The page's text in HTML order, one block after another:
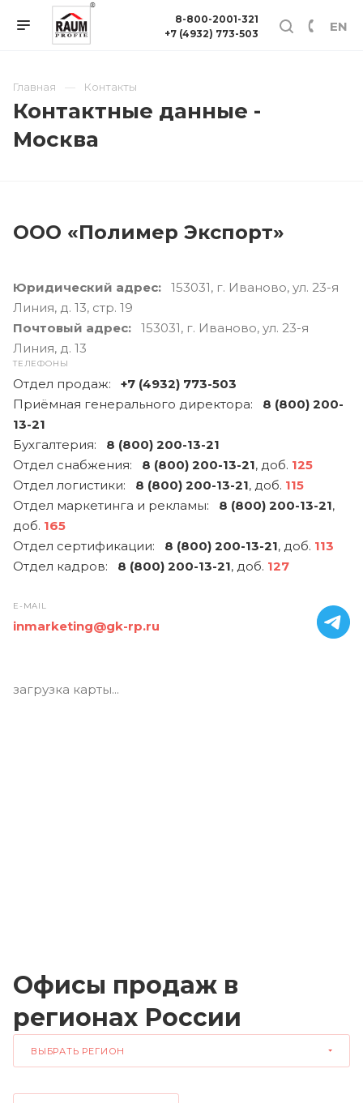
EN
8-800-2001-321
+7 (4932) 773-503
Главная Контакты
Контактные данные -
Москва
ООО «Полимер Экспорт»
Юридический адрес:
153031, г. Иваново, ул. 23-я
Линия, д. 13, стр. 19
Почтовый адрес:
153031, г. Иваново, ул. 23-я
Линия, д. 13
ТЕЛЕФОНЫ
Отдел продаж:
+7 (4932) 773-503
Приёмная генерального директора:
8 (800) 200-
13-21
Бухгалтерия:
8 (800) 200-13-21
Отдел снабжения:
8 (800) 200-13-21, доб. 125
Отдел логистики:
8 (800) 200-13-21, доб. 115
Отдел маркетинга и рекламы:
8 (800) 200-13-21,
доб. 165
Отдел сертификации:
8 (800) 200-13-21, доб. 113
Отдел кадров:
8 (800) 200-13-21, доб. 127
E-MAIL
inmarketing@gk-rp.ru
загрузка карты...
Офисы продаж в
регионах России
ВЫБРАТЬ РЕГИОН